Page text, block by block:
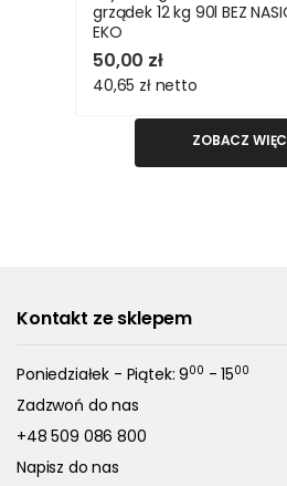
grządek 12 kg 90l BEZ
EKO
50,00 zł
40,65 zł netto
ZOBACZ
Kontakt ze sklepem
Poniedziałek - Piątek: 900 - 1500
Zadzwoń do nas
+48 509 086 800
Napisz do nas